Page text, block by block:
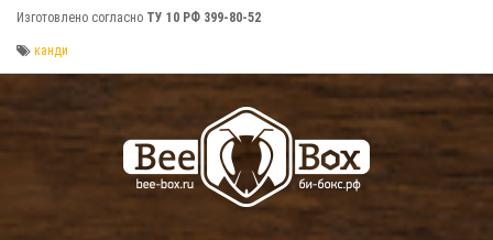
Изготовлено согласно ТУ 10 РФ 399-80-52
канди